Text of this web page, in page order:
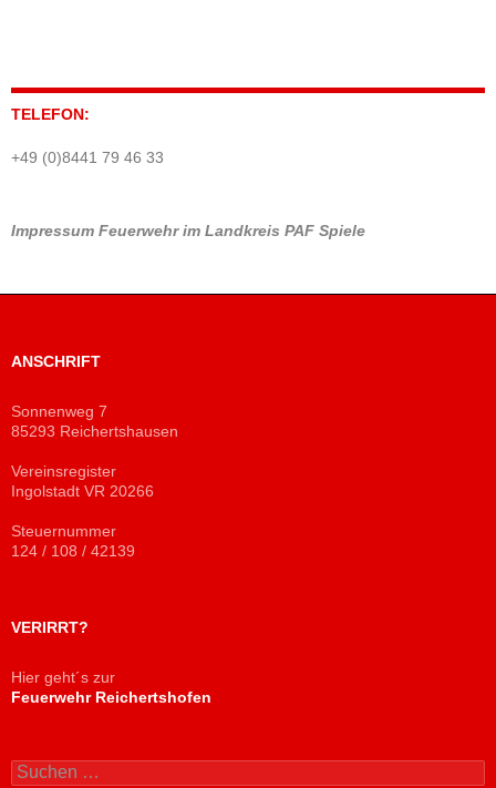
TELEFON:
+49 (0)8441 79 46 33
Impressum Feuerwehr im Landkreis PAF Spiele
ANSCHRIFT
Sonnenweg 7
85293 Reichertshausen
Vereinsregister
Ingolstadt VR 20266
Steuernummer
124 / 108 / 42139
VERIRRT?
Hier geht´s zur
Feuerwehr Reichertshofen
Suchen